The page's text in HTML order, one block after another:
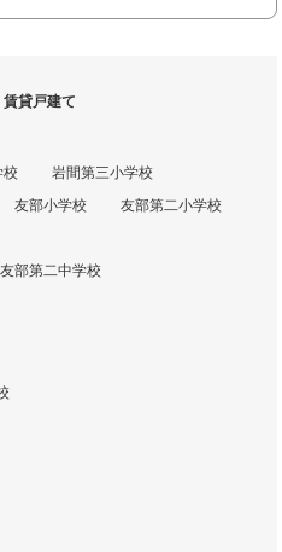
貸戸建て
校
岩間第三小学校
友部小学校 友部第二小学校
友部第二中学校